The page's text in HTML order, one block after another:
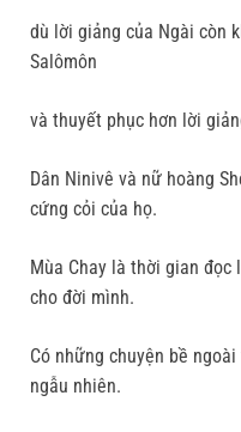
dù lời giảng của Ngài còn
Salômôn
và thuyết phục hơn lời
Dân Ninivê và nữ hoàng
cứng cỏi của họ.
Mùa Chay là thời gian đọc
cho đời mình.
Có những chuyện bề
ngẫu nhiên.